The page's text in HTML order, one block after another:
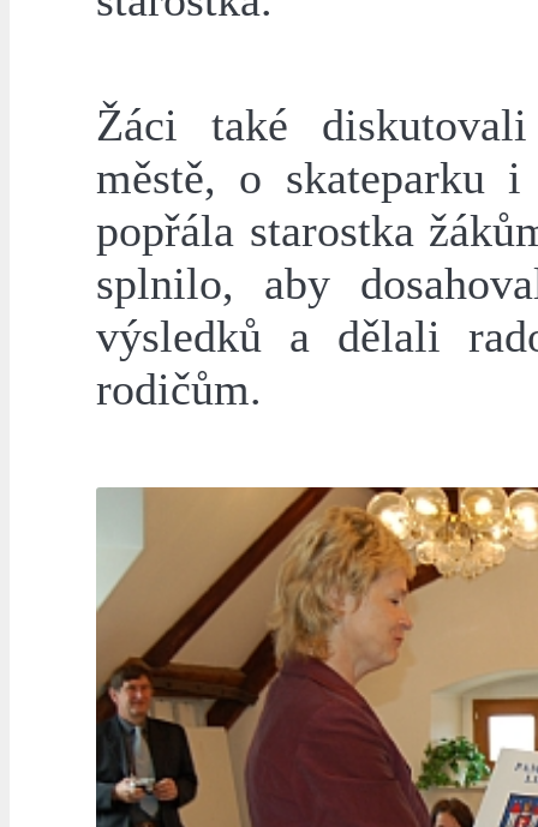
Žáci také
městě, o skateparku
popřála starostka
splnilo, aby
výsledků a dělali
rodičům.